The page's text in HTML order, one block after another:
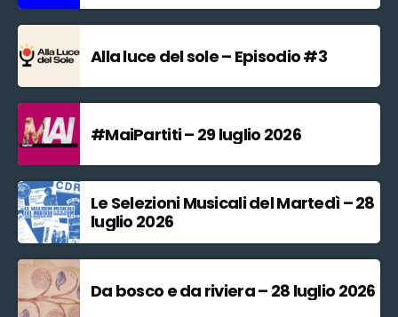
Alla luce del sole – Episodio #3
#MaiPartiti – 29 luglio 2026
Le Selezioni Musicali del Martedì – 28
luglio 2026
Da bosco e da riviera – 28 luglio 2026